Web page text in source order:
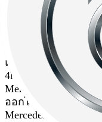
ไม่ว่าคุณจะชื่นชอบค
แบบ Roadster เปิดปร
4MATIC+, หลงใหลใ
Mercedes-AMG GT
ออกไปผจญภัยทุกเส้
Mercedes-AMG G 63